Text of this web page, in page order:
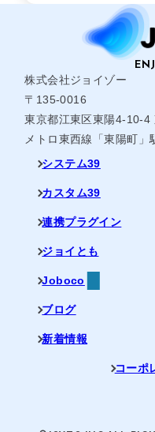
株式会社ジョイゾー
〒135-0016
東京都江東区東陽4-10-4
メトロ東西線「東陽町」
システム39
カスタム39
連携プラグイン
ジョイとも
Joboco
ブログ
新着情報
コーポ